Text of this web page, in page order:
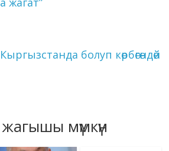
ki
болуп көрбөгөндөй
мүмкүн